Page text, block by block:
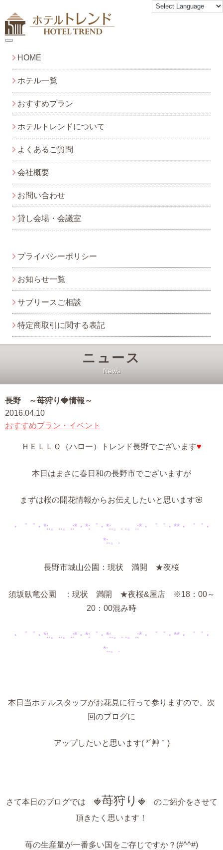
toggle navigation
HOME
ホテル一覧
おすすめプラン
ホテルトレンドについて
よくあるご質問
会社概要
お問い合わせ
貸し会場・会議室
プライバシーポリシー
お知らせ一覧
サブリースご相談
特定商取引に関する表記
ニュース
News
長野 ～苺狩り🍓情報～
2016.04.10
おすすめプラン・イベント
ＨＥＬＬＯ（ハロー）トレンド長野でございます♥
本日はまさに春日和の長野市でございますが
まずは桜の開花情報からお伝えしたいと思います🌸
・゜゜・*:.。..。.:*・*:゜・*:.。. .。.:*・゜゜・**・゜゜・
*:.。.
長野市城山公園：現状 満開 ★夜桜
須坂臥竜公園 ：現状 満開 ★夜桜&屋店 ※18：00～
20：00混み時
・゜゜・*:.。..。.:*・*:゜・*:.。. .。.:*・゜゜・**・゜゜・
*:.。.
本日当ホテルスタッフがお花見に行って参りますので、次
回のブログに
アップしたいと思います( *´艸｀)
さて本日のブログでは 🍓苺狩り 🍓 のご紹介をさせて
頂きたく思います！
苺の生産量が一番多い国をご存じですか？(#^^#)